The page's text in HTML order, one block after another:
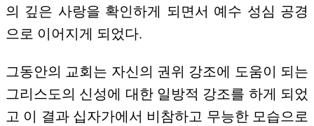
의 깊은 사랑을 확인하게 되면서 예수 성심 공경
으로 이어지게 되었다.
그동안의 교회는 자신의 권위 강조에 도움이 되는
그리스도의 신성에 대한 일방적 강조를 하게 되었
고 이 결과 십자가에서 비참하고 무능한 모습으로